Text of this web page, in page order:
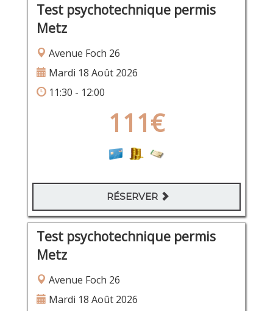
Test psychotechnique permis
Metz
Avenue Foch 26
Mardi 18 Août 2026
11:30 - 12:00
111€
RÉSERVER
Test psychotechnique permis
Metz
Avenue Foch 26
Mardi 18 Août 2026